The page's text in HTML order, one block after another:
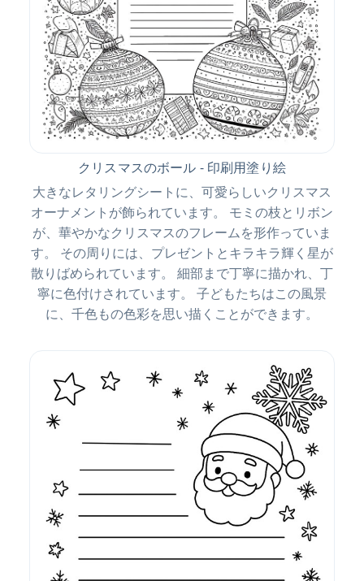
クリスマスのボール - 印刷用塗り絵
大きなレタリングシートに、可愛らしいクリスマス
オーナメントが飾られています。 モミの枝とリボン
が、華やかなクリスマスのフレームを形作っていま
す。 その周りには、プレゼントとキラキラ輝く星が
散りばめられています。 細部まで丁寧に描かれ、丁
寧に色付けされています。 子どもたちはこの風景
に、千色もの色彩を思い描くことができます。